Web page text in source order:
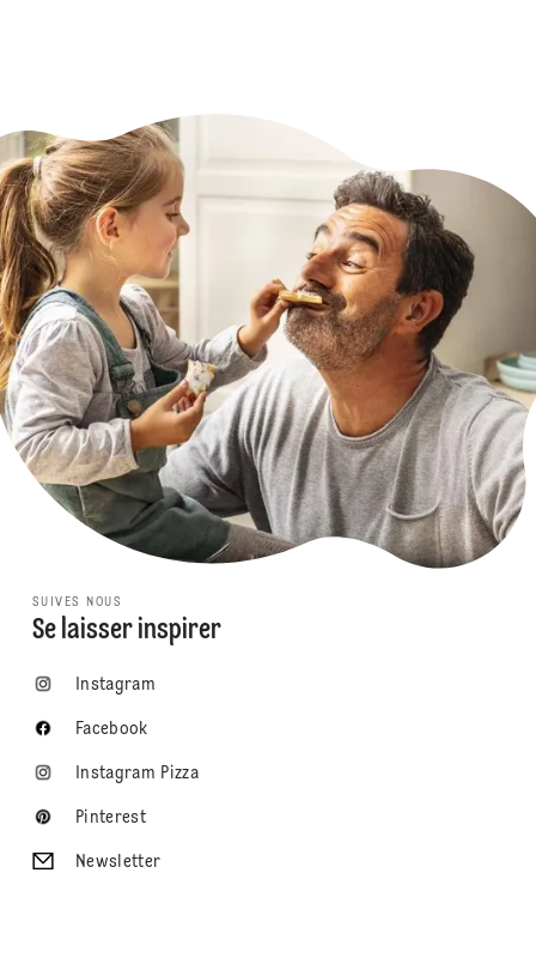
SUIVES NOUS
Se laisser inspirer
Instagram
Facebook
Instagram Pizza
Pinterest
Newsletter